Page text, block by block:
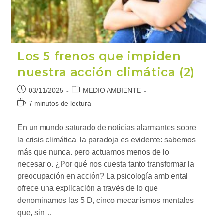
Consumo
Los 5 frenos que impiden
nuestra acción climática (2)
Publicación
de
03/11/2025
Categoría
de
MEDIO AMBIENTE
Tiempo7 minutos de lectura
En un mundo saturado de noticias alarmantes sobre
la crisis climática, la paradoja es evidente: sabemos
más que nunca, pero actuamos menos de lo
necesario. ¿Por qué nos cuesta tanto transformar la
preocupación en acción? La psicología ambiental
ofrece una explicación a través de lo que
denominamos las 5 D, cinco mecanismos mentales
que, sin…